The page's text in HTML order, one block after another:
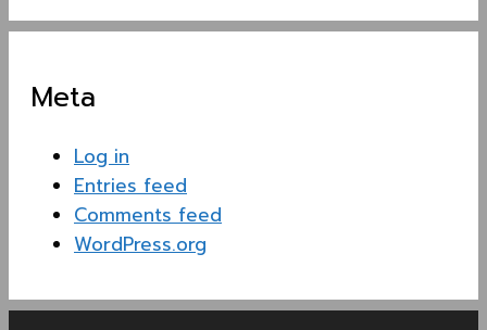
Meta
Log in
Entries feed
Comments feed
WordPress.org